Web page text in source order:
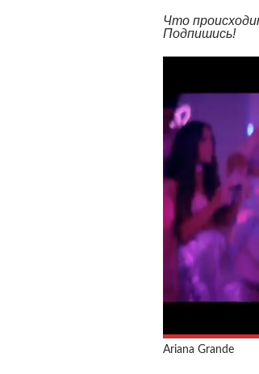
Что
Подпишись!
Ariana Grande